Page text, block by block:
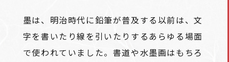
墨は、明治時代に鉛筆が普及する以前は、文
字を書いたり線を引いたりするあらゆる場面
で使われていました。書道や水墨画はもちろ